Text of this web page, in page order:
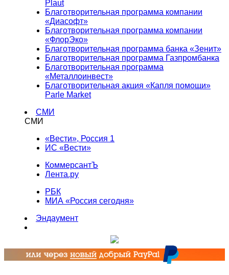
Plaut
Благотворительная программа компании
«Диасофт»
Благотворительная программа компании
«ФлорЭко»
Благотворительная программа банка «Зенит»
Благотворительная программа Газпромбанка
Благотворительная программа
«Металлоинвест»
Благотворительная акция «Капля помощи»
Parle Market
СМИ
СМИ
«Вести», Россия 1
ИС «Вести»
КоммерсантЪ
Лента.ру
РБК
МИА «Россия сегодня»
Эндаумент